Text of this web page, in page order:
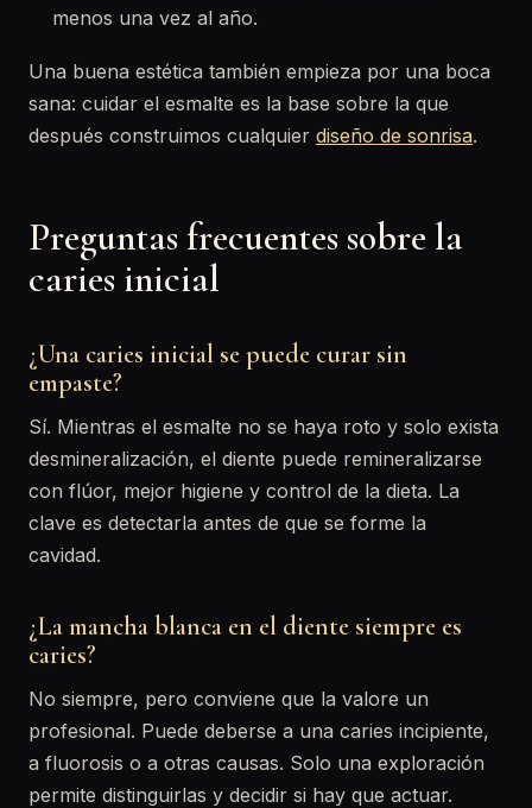
menos una vez al año.
Una buena estética también empieza por una boca
sana: cuidar el esmalte es la base sobre la que
después construimos cualquier diseño de sonrisa.
Preguntas frecuentes sobre la
caries inicial
¿Una caries inicial se puede curar sin
empaste?
Sí. Mientras el esmalte no se haya roto y solo exista
desmineralización, el diente puede remineralizarse
con flúor, mejor higiene y control de la dieta. La
clave es detectarla antes de que se forme la
cavidad.
¿La mancha blanca en el diente siempre es
caries?
No siempre, pero conviene que la valore un
profesional. Puede deberse a una caries incipiente,
a fluorosis o a otras causas. Solo una exploración
permite distinguirlas y decidir si hay que actuar.